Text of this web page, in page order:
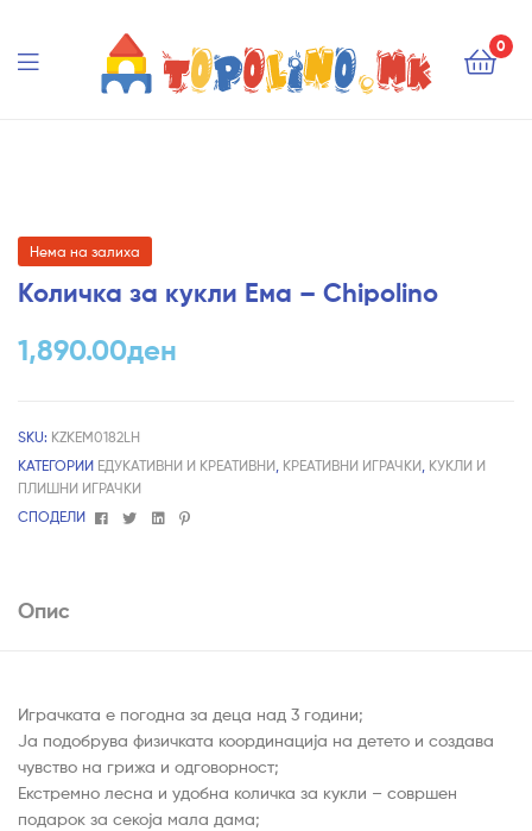
0
Нема на залиха
Количка за кукли Ема – Chipolino
1,890.00ден
SKU: KZKEM0182LH
КАТЕГОРИИ ЕДУКАТИВНИ И КРЕАТИВНИ КРЕАТИВНИ ИГРАЧКИ КУКЛИ И
ПЛИШНИ ИГРАЧКИ
СПОДЕЛИ
FacebookTwitterLinkedin
Pinterest
Опис
Играчката е погодна за деца над 3 години;
Ја подобрува физичката координација на детето и создава
чувство на грижа и одговорност;
Екстремно лесна и удобна количка за кукли – совршен
подарок за секоја мала дама;